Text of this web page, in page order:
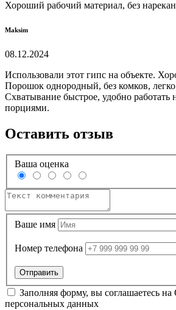
Хороший рабочий материал, без
Maksim
08.12.2024
Использовали этот гипс на объекте.
Порошок однородный, без комков, легко
Схватывание быстрое, удобно работать
порциями.
Оставить отзыв
Ваша оценка
Ваше имя
Номер телефона
Заполняя форму, вы соглашаетесь на
персональных данных